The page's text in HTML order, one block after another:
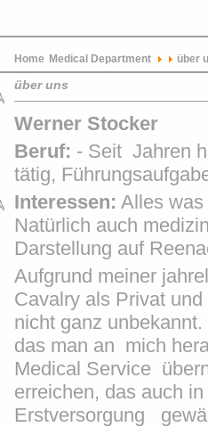
Home Medical Department über
über uns
Werner Stocker
Beruf: - Seit Jahren
tätig,
Interessen: Alles
Natürlich auch
Darstellung auf
Aufgrund meiner
Cavalry als Privat
nicht ganz
das man an mich
Medical Service
erreichen, das auch
Erstversorgung